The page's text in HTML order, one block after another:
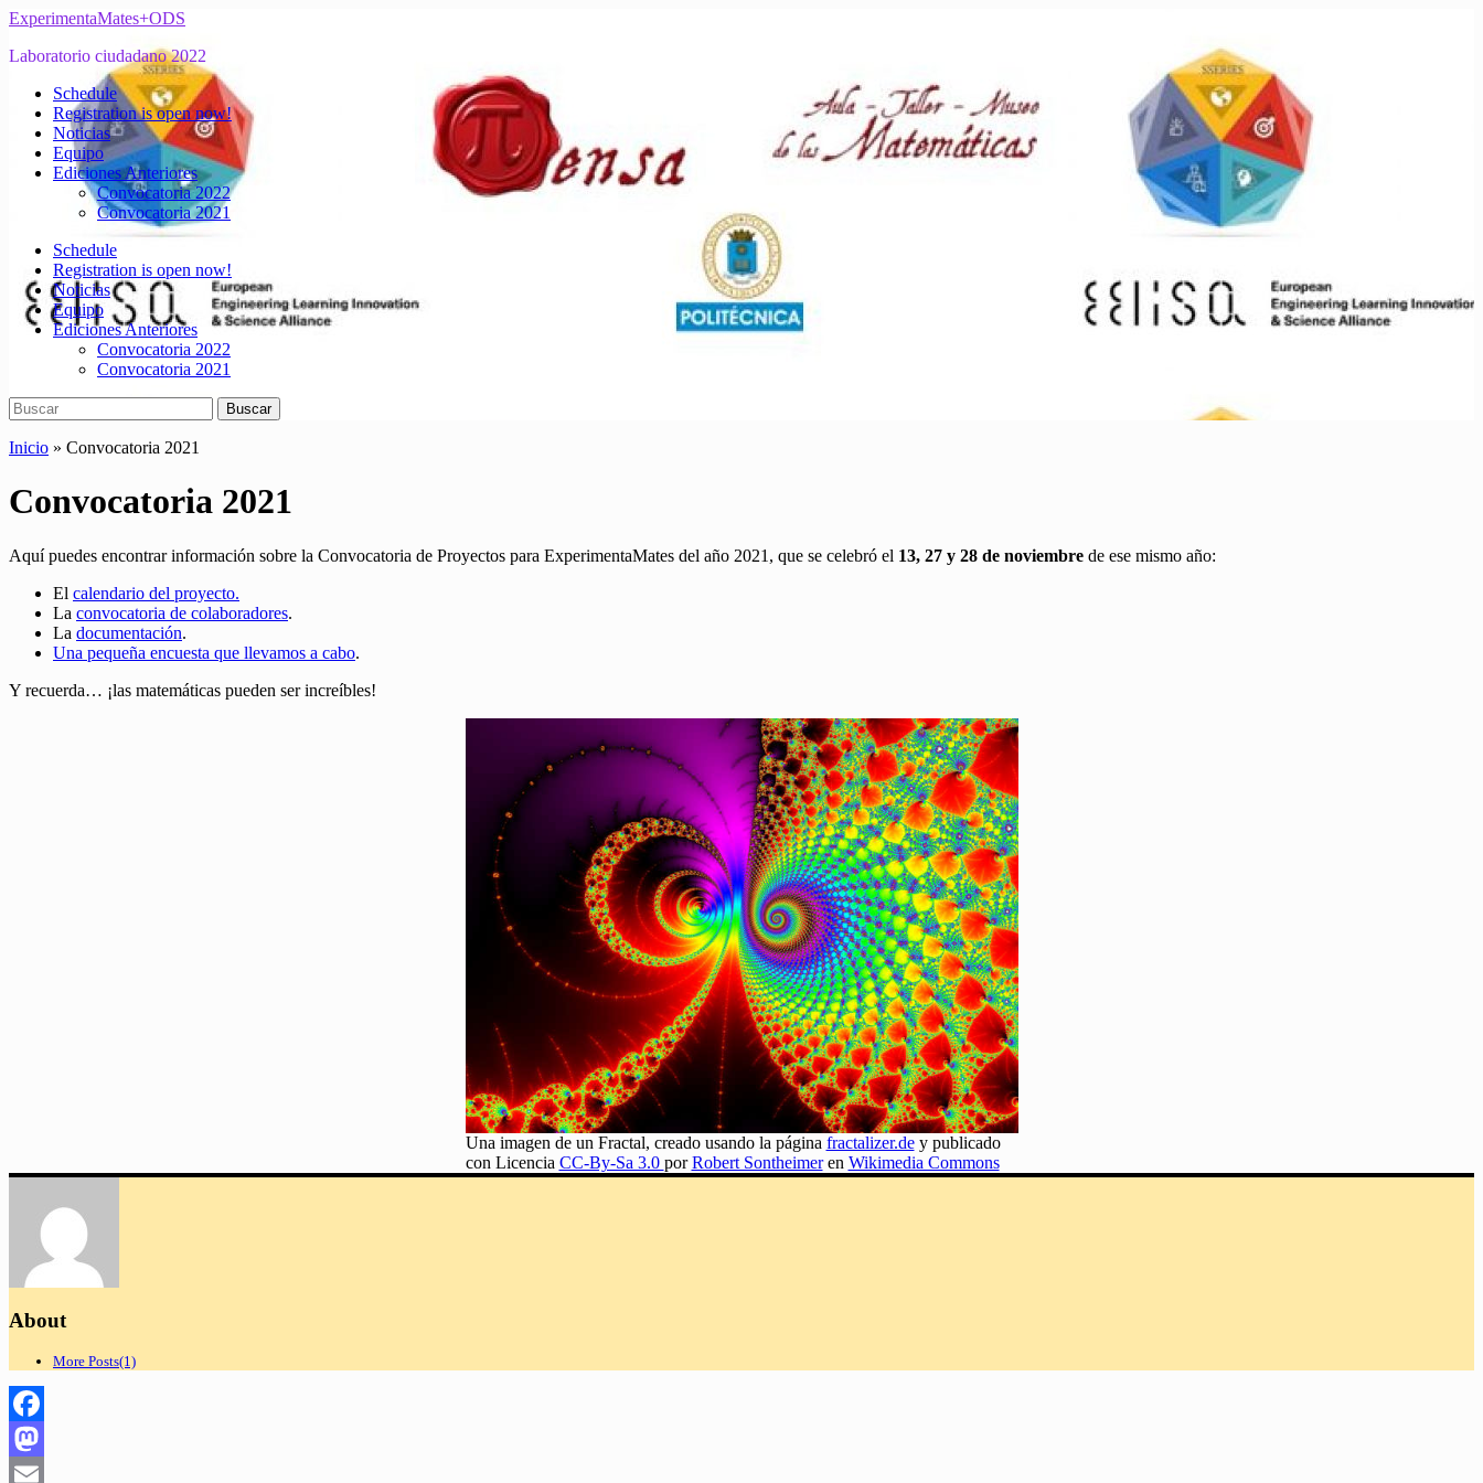
Saltar
contenido
ExperimentaMates+ODS
Laboratorio ciudadano 2022
Alternar
menú
móvil
Schedule
Registration is open now!
Noticias
Equipo
Ediciones Anteriores
Convocatoria 2022
Convocatoria 2021
Schedule
Registration is open now!
Noticias
Equipo
Ediciones Anteriores
Convocatoria 2022
Convocatoria 2021
Buscar:
Buscar
Inicio » Convocatoria 2021
Convocatoria 2021
Aquí puedes encontrar información sobre la Convocatoria de Proyectos para ExperimentaMates del año 2021, que se celebró el 13, 27 y 28 de noviembre de ese mismo año:
El calendario del proyecto.
La convocatoria de colaboradores.
La documentación.
Una pequeña encuesta que llevamos a cabo.
Y recuerda… ¡las matemáticas pueden ser increíbles!
Una imagen de un Fractal, creado usando la página fractalizer.dey publicado
con Licencia CC-By-Sa 3.0 porRobert Sontheimeren Wikimedia Commons
About
More Posts(1)
Facebook
Mastodon